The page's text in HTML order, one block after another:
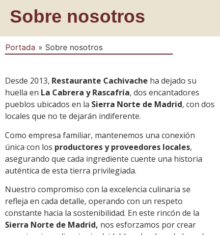
Sobre nosotros
Portada » Sobre nosotros
Desde 2013, Restaurante Cachivache ha dejado su
huella en La Cabrera y Rascafría, dos encantadores
pueblos ubicados en la Sierra Norte de Madrid, con dos
locales que no te dejarán indiferente.
Como empresa familiar, mantenemos una conexión
única con los productores y proveedores locales,
asegurando que cada ingrediente cuente una historia
auténtica de esta tierra privilegiada.
Nuestro compromiso con la excelencia culinaria se
refleja en cada detalle, operando con un respeto
constante hacia la sostenibilidad. En este rincón de la
Sierra Norte de Madrid, nos esforzamos por crear